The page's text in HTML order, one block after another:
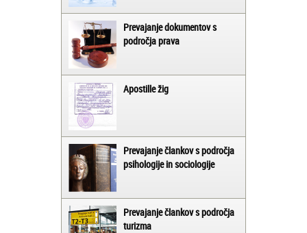
Prevajanje dokumentov s
področja prava
Apostille žig
Prevajanje člankov s področja
psihologije in sociologije
Prevajanje člankov s področja
turizma